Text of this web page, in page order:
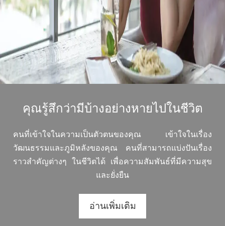
คุณรู้สึกว่ามีบ้างอย่างหายไปในชีวิต
คนที่เข้าใจในความเป็นตัวตนของคุณ เข้าใจในเรื่อง
วัฒนธรรมและภูมิหลังของคุณ คนที่สามารถแบ่งปันเรื่อง
ราวสำคัญต่างๆ ในชีวิตได้ เพื่อความสัมพันธ์ที่มีความสุข
และยั่งยืน
อ่านเพิ่มเติม